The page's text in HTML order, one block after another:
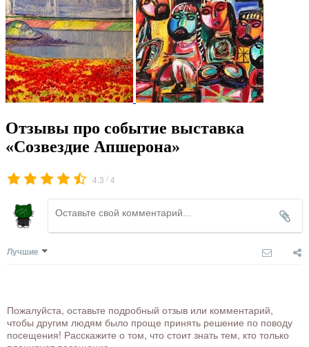
Отзывы про событие выставка
«Созвездие Апшерона»
4.3 /4
Лучшие
Пожалуйста, оставьте подробный отзыв или комментарий,
чтобы другим людям было проще принять решение по поводу
посещения! Расскажите о том, что стоит знать тем, кто только